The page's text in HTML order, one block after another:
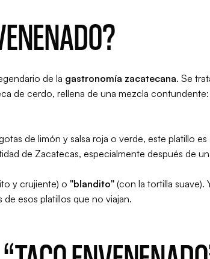
de la gastronomía zacatecana. Se
de cerdo, rellena de una mezcla
de limón y salsa roja o verde, este platillo
de Zacatecas, especialmente después de
y crujiente) o "blandito" (con la tortilla
esos platillos que no viajan.